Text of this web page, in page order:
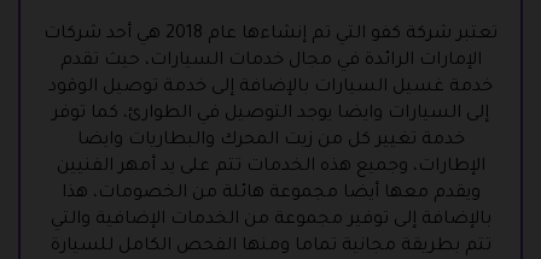
تعتبر شركة كفو التي تم إنشاءها عام 2018 هي أحد شركات
الإمارات الرائدة في مجال خدمات السيارات، حيث تقدم
خدمة غسيل السيارات بالإضافة إلى خدمة توصيل الوقود
إلى السيارات وايضا يوجد التوصيل في الطوارئ، كما توفر
خدمة تغيير كل من زيت المحرك والبطاريات وايضا
الإطارات، وجميع هذه الخدمات تتم على يد أمهر الفنيين
ويقدم معها أيضا مجموعة هائلة من الخصومات، هذا
بالإضافة إلى توفير مجموعة من الخدمات الإضافية والتي
تتم بطريقة مجانية تماما ومنها الفحص الكامل للسيارة